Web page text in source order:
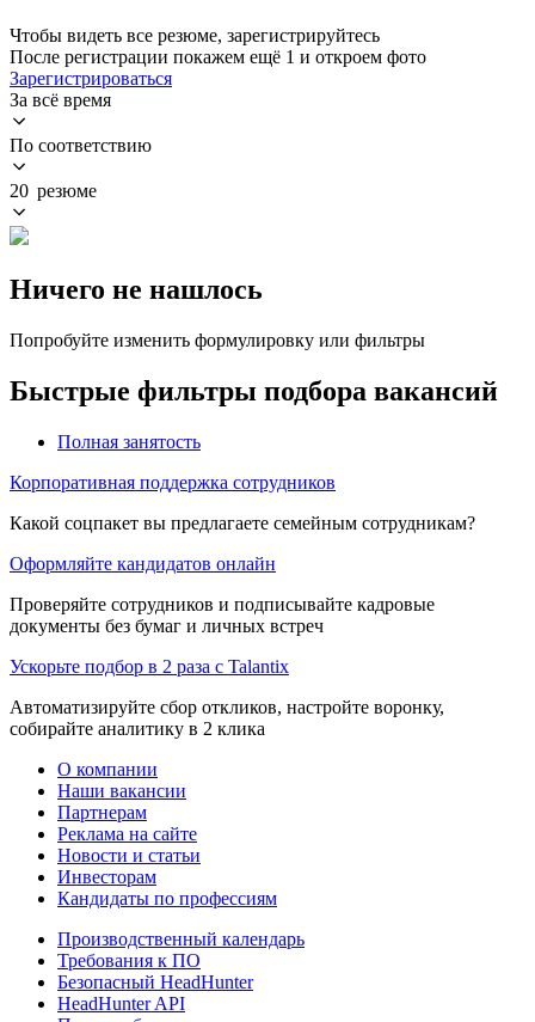
Чтобы видеть все резюме, зарегистрируйтесь
После регистрации покажем ещё 1 и откроем фото
Зарегистрироваться
За всё время
По соответствию
20 резюме
Ничего не нашлось
Попробуйте изменить формулировку или фильтры
Быстрые фильтры подбора вакансий
Полная занятость
Корпоративная поддержка сотрудников
Какой соцпакет вы предлагаете семейным сотрудникам?
Оформляйте кандидатов онлайн
Проверяйте сотрудников и подписывайте кадровые
документы без бумаг и личных встреч
Ускорьте подбор в 2 раза с Talantix
Автоматизируйте сбор откликов, настройте воронку,
собирайте аналитику в 2 клика
О компании
Наши вакансии
Партнерам
Реклама на сайте
Новости и статьи
Инвесторам
Кандидаты по профессиям
Производственный календарь
Требования к ПО
Безопасный HeadHunter
HeadHunter API